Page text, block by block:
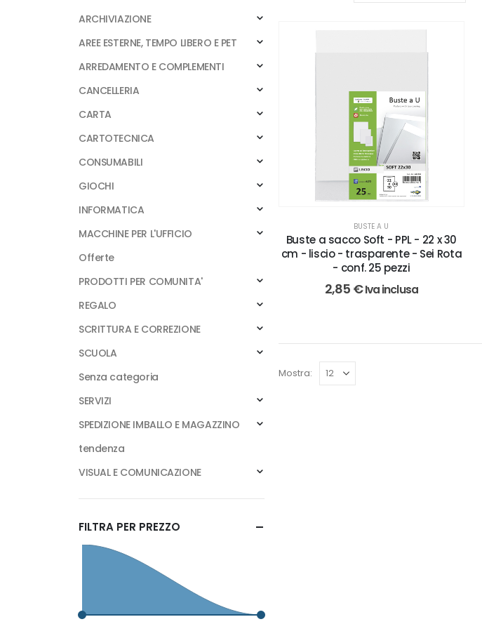
BUSTE A U
Buste a sacco Soft - PPL - 22 x 30
cm - liscio - trasparente - Sei Rota
- conf. 25 pezzi
2,85 €Iva inclusa
Mostra:
ARCHIVIAZIONE
AREE ESTERNE, TEMPO LIBERO E PET
ARREDAMENTO E COMPLEMENTI
CANCELLERIA
CARTA
CARTOTECNICA
CONSUMABILI
GIOCHI
INFORMATICA
MACCHINE PER L'UFFICIO
Offerte
PRODOTTI PER COMUNITA'
REGALO
SCRITTURA E CORREZIONE
SCUOLA
Senza categoria
SERVIZI
SPEDIZIONE IMBALLO E MAGAZZINO
tendenza
VISUAL E COMUNICAZIONE
FILTRA PER PREZZO